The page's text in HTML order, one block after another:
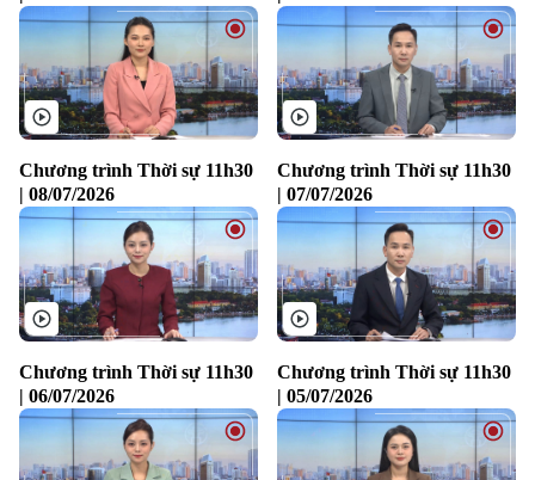
Chương trình Thời sự 11h30
| 08/07/2026
Chương trình Thời sự 11h30
| 07/07/2026
Chương trình Thời sự 11h30
| 06/07/2026
Chương trình Thời sự 11h30
| 05/07/2026